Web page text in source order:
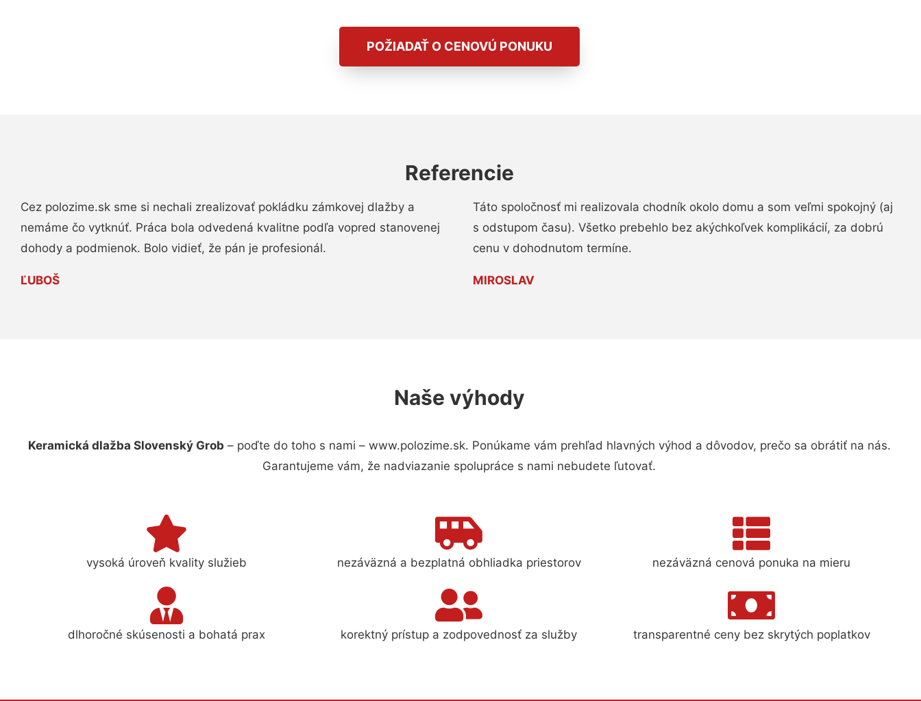
POŽIADAŤ O CENOVÚ PONUKU
Referencie
Cez polozime.sk sme si nechali zrealizovať pokládku zámkovej dlažby a
nemáme čo vytknúť. Práca bola odvedená kvalitne podľa vopred stanovenej
dohody a podmienok. Bolo vidieť, že pán je profesionál.
ĽUBOŠ
Táto spoločnosť mi realizovala chodník okolo domu a som veľmi spokojný (aj
s odstupom času). Všetko prebehlo bez akýchkoľvek komplikácií, za dobrú
cenu v dohodnutom termíne.
MIROSLAV
Naše výhody
Keramická dlažba Slovenský Grob – poďte do toho s nami – www.polozime.sk. Ponúkame vám prehľad hlavných výhod a dôvodov, prečo sa obrátiť na nás.
Garantujeme vám, že nadviazanie spolupráce s nami nebudete ľutovať.
vysoká úroveň kvality služieb nezáväzná a bezplatná obhliadka priestorov nezáväzná cenová ponuka na mieru
dlhoročné skúsenosti a bohatá prax korektný prístup a zodpovednosť za služby transparentné ceny bez skrytých poplatkov